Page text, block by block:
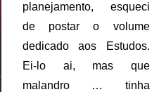
planejamento, esqueci
de postar o volume
dedicado aos Estudos.
Ei-lo ai, mas que
malandro … tinha